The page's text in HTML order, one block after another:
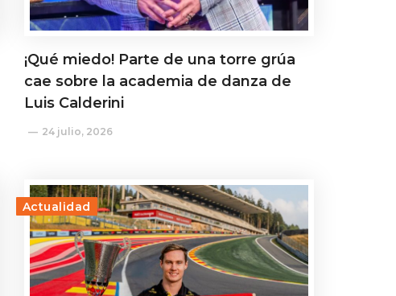
¡Qué miedo! Parte de una torre grúa
cae sobre la academia de danza de
Luis Calderini
24 julio, 2026
Actualidad